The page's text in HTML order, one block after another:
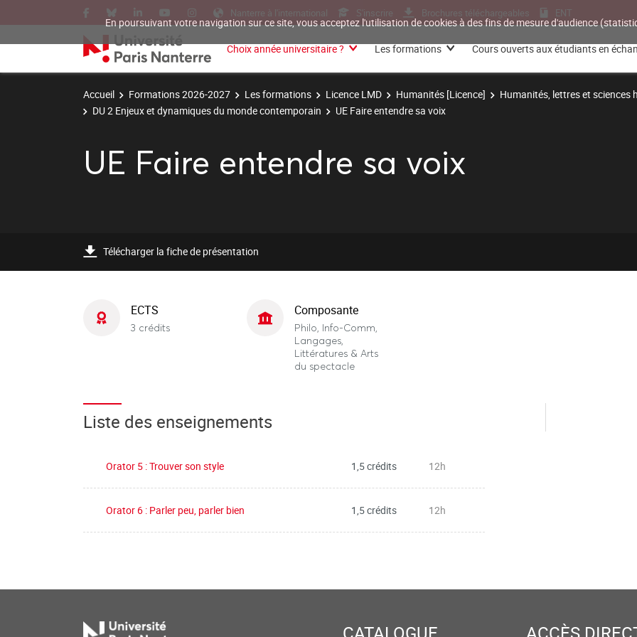
En poursuivant votre navigation sur ce site, vous acceptez l'utilisation de cookies à des fins de mesure d'audience
Nanterre à l'international S'inscrire Brochures téléchargeables ENT
Choix année universitaire ? Les formations Cours ouverts aux étudiants en
Accueil Formations 2026-2027 Les formations Licence LMD Humanités [Licence]
Humanités, lettres et sciences
DU 2 Enjeux et dynamiques du monde contemporain
UE Faire entendre sa voix
UE Faire entendre sa voix
Télécharger la fiche de présentation
ECTS
3 crédits
Composante
Philo, Info-Comm,
Langages,
Littératures & Arts
du spectacle
Liste des enseignements
Orator 5 : Trouver son style 1,5 crédits 12h
Orator 6 : Parler peu, parler bien 1,5 crédits 12h